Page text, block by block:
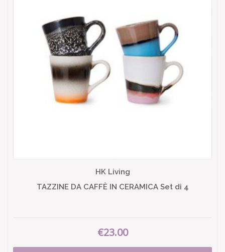
HK Living
TAZZINE DA CAFFÈ IN CERAMICA Set di 4
€23.00